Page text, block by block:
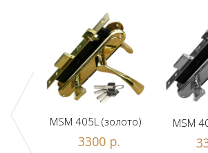
MSM 405L (золото)
3300 р.
MSM